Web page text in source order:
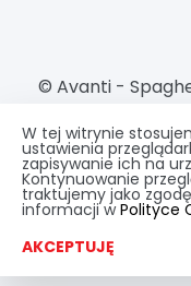
© Avanti -
Handcrafted in
W tej witrynie
ustawienia
zapisywanie ich na
Kontynuowanie
traktujemy jako
informacji wPolityce
AKCEPTUJĘ